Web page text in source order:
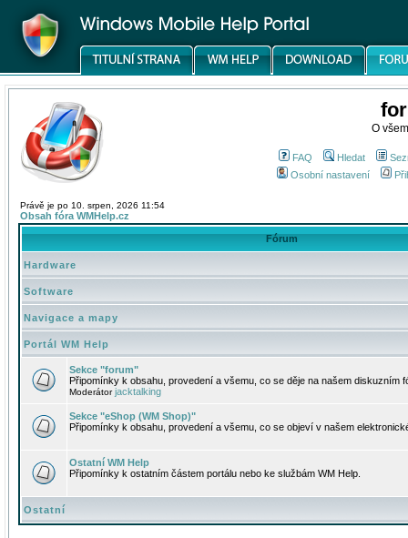
O
FAQ Hledat
Osobní nastavení
Právě je po 10. srpen, 2026 11:54
Obsah fóra WMHelp.cz
Fórum
Hardware
Software
Navigace a mapy
Portál WM Help
Sekce "forum"
Připomínky k obsahu, provedení a všemu, co se děje na našem diskuzním
Moderátorjacktalking
Sekce "eShop (WM Shop)"
Připomínky k obsahu, provedení a všemu, co se objeví v našem
Ostatní WM Help
Připomínky k ostatním částem portálu nebo ke službám WM Help.
Ostatní